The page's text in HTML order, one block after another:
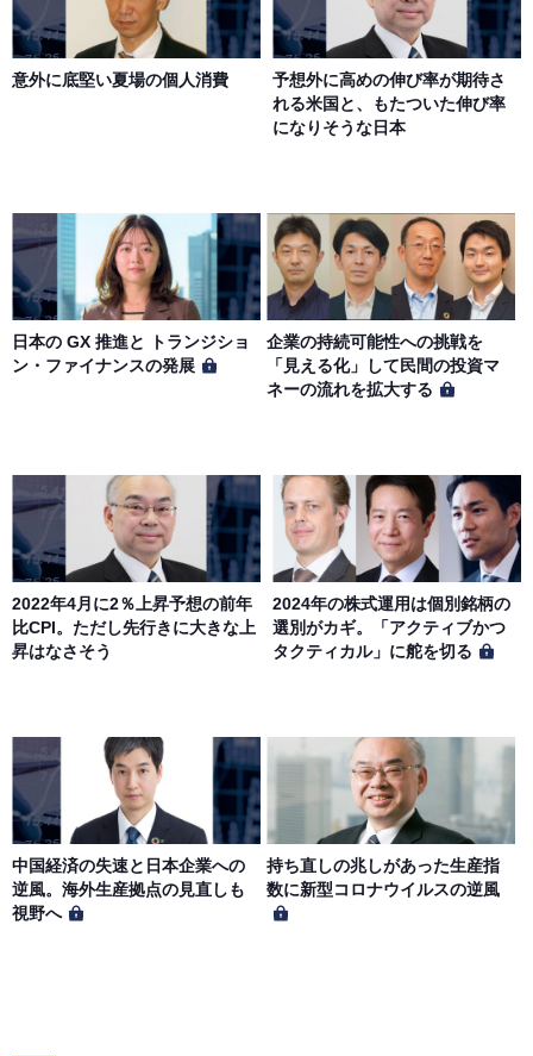
意外に底堅い夏場の個人消費
予想外に高めの伸び率が期待さ
れる米国と、もたついた伸び率
になりそうな日本
日本の GX 推進と トランジショ
ン・ファイナンスの発展
企業の持続可能性への挑戦を
「見える化」して民間の投資マ
ネーの流れを拡大する
2022年4月に2％上昇予想の前年
比CPI。ただし先行きに大きな上
昇はなさそう
2024年の株式運用は個別銘柄の
選別がカギ。「アクティブかつ
タクティカル」に舵を切る
中国経済の失速と日本企業への
逆風。海外生産拠点の見直しも
視野へ
持ち直しの兆しがあった生産指
数に新型コロナウイルスの逆風